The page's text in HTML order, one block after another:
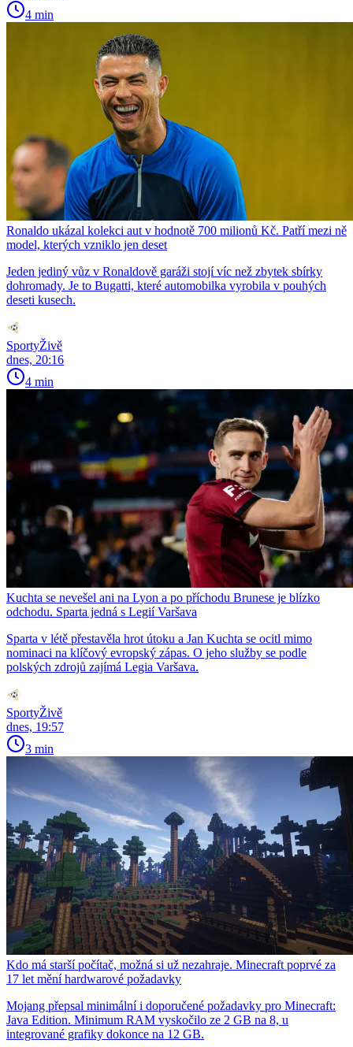
4 min
Ronaldo ukázal kolekci aut v hodnotě 700 milionů Kč. Patří mezi ně
model, kterých vzniklo jen deset
Jeden jediný vůz v Ronaldově garáži stojí víc než zbytek sbírky
dohromady. Je to Bugatti, které automobilka vyrobila v pouhých
deseti kusech.
SportyŽivě
dnes, 20:16
4 min
Kuchta se nevešel ani na Lyon a po příchodu Brunese je blízko
odchodu. Sparta jedná s Legií Varšava
Sparta v létě přestavěla hrot útoku a Jan Kuchta se ocitl mimo
nominaci na klíčový evropský zápas. O jeho služby se podle
polských zdrojů zajímá Legia Varšava.
SportyŽivě
dnes, 19:57
3 min
Kdo má starší počítač, možná si už nezahraje. Minecraft poprvé za
17 let mění hardwarové požadavky
Mojang přepsal minimální i doporučené požadavky pro Minecraft:
Java Edition. Minimum RAM vyskočilo ze 2 GB na 8, u
integrované grafiky dokonce na 12 GB.